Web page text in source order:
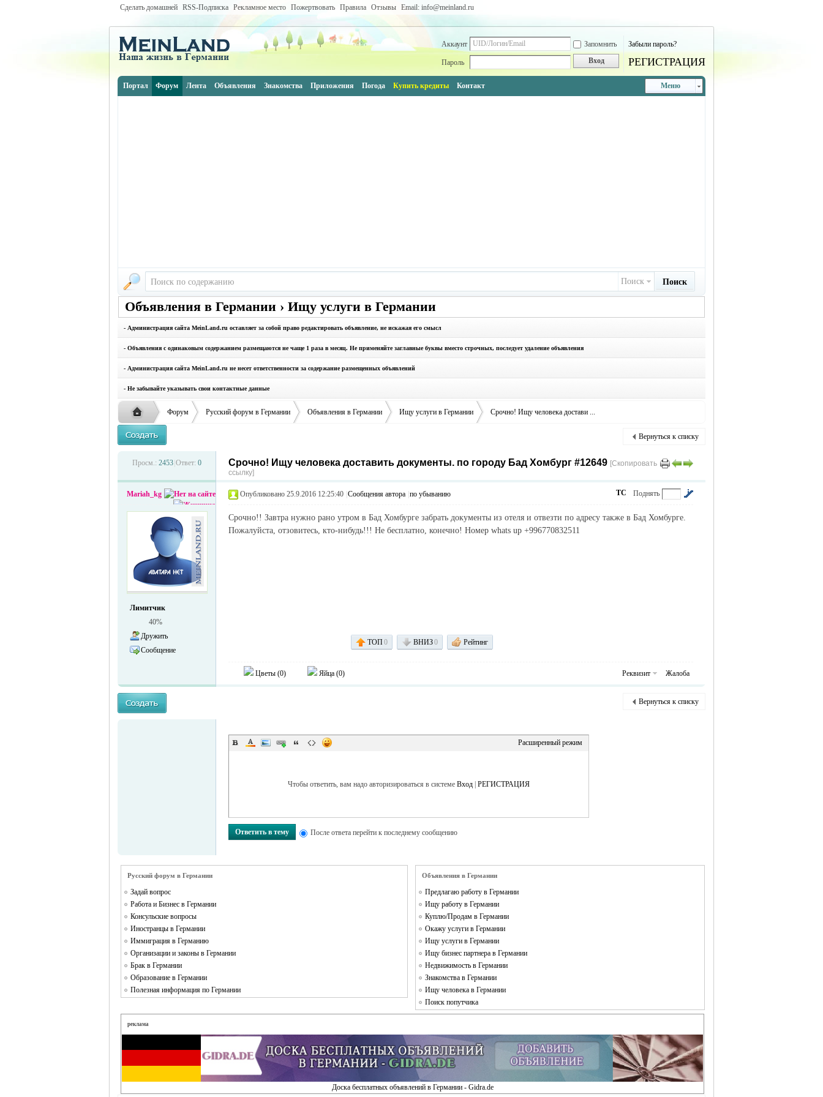
Сделать домашней RSS-Подписка Рекламное место Пожертвовать Правила Отзывы Email: info@meinland.ru
Аккаунт Запомнить Забыли пароль?
Пароль Вход РЕГИСТРАЦИЯ
Меню
Портал Форум Лента Объявления Знакомства Приложения Погода Купить кредиты Контакт
Поиск Поиск
Объявления в Германии › Ищу услуги в Германии
- Администрация сайта MeinLand.ru оставляет за собой право редактировать объявление, не искажая его смысл
- Объявления с одинаковым содержанием размещаются не чаще 1 раза в месяц. Не применяйте заглавные буквы вместо строчных, последует удаление объявления
- Администрация сайта MeinLand.ru не несет ответственности за содержание размещенных объявлений
- Не забывайте указывать свои контактные данные
Русская
жизнь и
объявления в
MEINLAND.
›
Форум
›
Русский форум в Германии
›
Объявления в Германии
›
Ищу услуги в Германии
›
Срочно! Ищу человека достави ...
Вернуться к списку
Просм.: 2453 Ответ: 0 Срочно! Ищу человека доставить документы. по городу Бад Хомбург #12649 [Скопировать
ссылку]
Mariah_kg
Лимитчик
40%
Дружить
Сообщение
Поднять
ТС
Опубликовано 25.9.2016 12:25:40 Сообщения автора по убыванию
Срочно!! Завтра нужно рано утром в Бад Хомбурге забрать документы из отеля и отвезти по адресу также в Бад Хомбурге.
Пожалуйста, отзовитесь, кто-нибудь!!! Не бесплатно, конечно! Номер whats up +996770832511
ТОП0 ВНИЗ0 Рейтинг
Цветы (0) Яйца (0) Реквизит Жалоба
Вернуться к списку
Расширенный режим
Чтобы ответить, вам надо авторизироваться в системе Вход РЕГИСТРАЦИЯ
Ответить в тему После ответа перейти к последнему сообщению
Русский форум в Германии
Задай вопрос
Работа и Бизнес в Германии
Консульские вопросы
Иностранцы в Германии
Иммиграция в Германию
Организации и законы в Германии
Брак в Германии
Образование в Германии
Полезная информация по Германии
Объявления в Германии
Предлагаю работу в Германии
Ищу работу в Германии
Куплю/Продам в Германии
Окажу услуги в Германии
Ищу услуги в Германии
Ищу бизнес партнера в Германии
Недвижимость в Германии
Знакомства в Германии
Ищу человека в Германии
Поиск попутчика
реклама
Доска бесплатных объявлений в Германии - Gidra.de